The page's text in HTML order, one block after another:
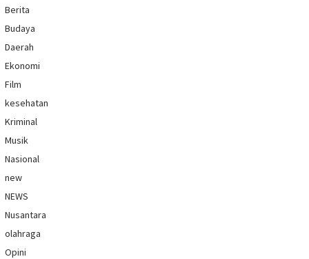
Berita
Budaya
Daerah
Ekonomi
Film
kesehatan
Kriminal
Musik
Nasional
new
NEWS
Nusantara
olahraga
Opini